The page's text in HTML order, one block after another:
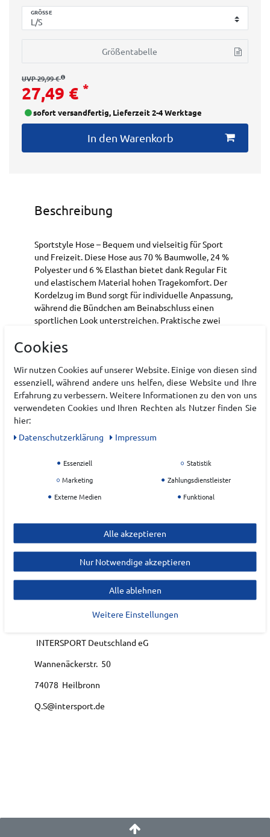
GRÖSSE
Größentabelle
UVP 29,99 €
27,49 € *
sofort versandfertig, Lieferzeit 2-4 Werktage
In den Warenkorb
Beschreibung
Sportstyle Hose – Bequem und vielseitig für Sport
und Freizeit. Diese Hose aus 70 % Baumwolle, 24 %
Polyester und 6 % Elasthan bietet dank Regular Fit
und elastischem Material hohen Tragekomfort. Der
Kordelzug im Bund sorgt für individuelle Anpassung,
während die Bündchen am Beinabschluss einen
sportlichen Look unterstreichen. Praktische zwei
funktional – ideal für Training oder entspannte
Komfort & Bewegungsfreiheit: Regular Fit mit
weichem Baumwollmix für angenehmes
Tragegefühl.
Funktionalität.
für perfekten Sitz und modernen Style.
Art.-ID:22225161
Materialzusammensetzung: 70% Baumwolle, 24%
Polyester, 6% Elasthan
Hersteller
ENERGETICS
EU Verantwortlicher
INTERSPORT Deutschland eG
Wannenäckerstr. 50
74078 Heilbronn
Q.S@intersport.de
Cookies
Wir nutzen Cookies auf unserer Website. Einige von diesen sind
essenziell, während andere uns helfen, diese Website und Ihre
Erfahrung zu verbessern. Weitere Informationen zu den von uns
verwendeten Cookies und Ihren Rechten als Nutzer finden Sie
hier:
Daten­schutz­erklärung
Impressum
Essenziell
Statistik
Marketing
Zahlungsdienstleister
Externe Medien
Funktional
Alle akzeptieren
Nur Notwendige akzeptieren
Alle ablehnen
Weitere Einstellungen